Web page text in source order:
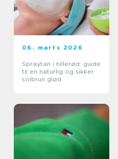
06. marts 2026
Spraytan i hillerød: guide
til en naturlig og sikker
solbrun glød